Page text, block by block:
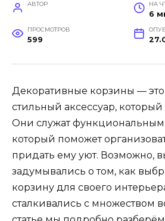
АВТОР НА
6
ПРОСМОТРОВ
599
Декоративные корзины — это
стильный аксессуар,
Они служат функциональным
который поможет
придать ему уют. Возможно,
задумывались о том, как
корзину для своего
сталкивались с множеством